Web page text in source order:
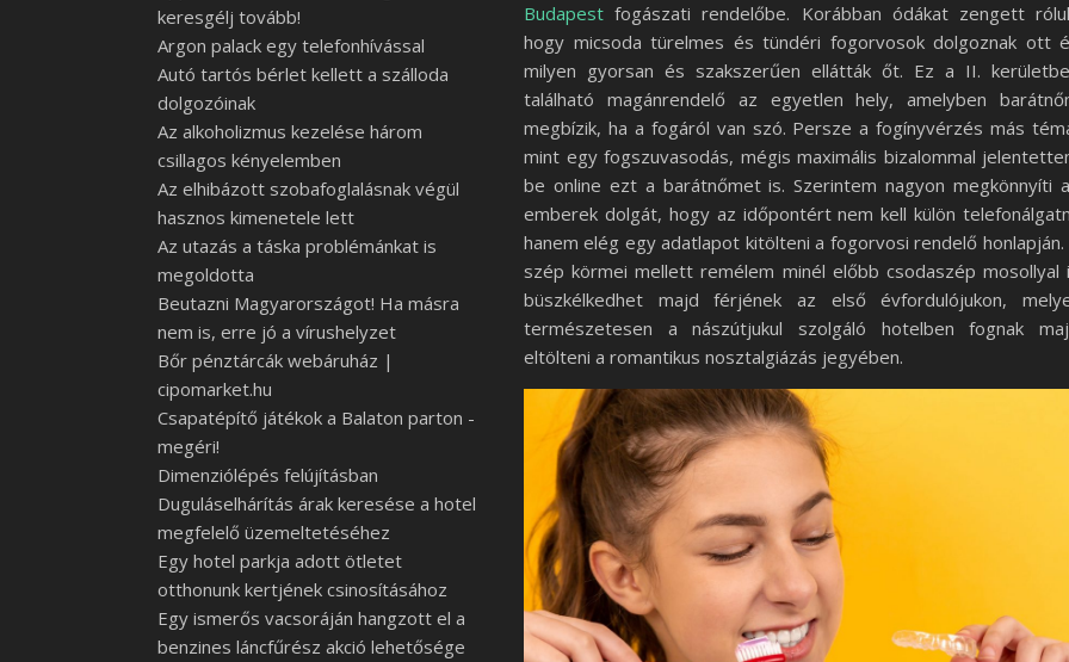
keresgélj tovább!
Argon palack egy telefonhívással
Autó tartós bérlet kellett a szálloda
dolgozóinak
Az alkoholizmus kezelése három
csillagos kényelemben
Az elhibázott szobafoglalásnak végül
hasznos kimenetele lett
Az utazás a táska problémánkat is
megoldotta
Beutazni Magyarországot! Ha másra
nem is, erre jó a vírushelyzet
Bőr pénztárcák webáruház |
cipomarket.hu
Csapatépítő játékok a Balaton parton -
megéri!
Dimenziólépés felújításban
Duguláselhárítás árak keresése a hotel
megfelelő üzemeltetéséhez
Egy hotel parkja adott ötletet
otthonunk kertjének csinosításához
Egy ismerős vacsoráján hangzott el a
benzines láncfűrész akció lehetősége
Budapest fogászati rendelőbe. Korábban ódákat zengett
hogy micsoda türelmes és tündéri fogorvosok dolgoznak ott
milyen gyorsan és szakszerűen ellátták őt. Ez a II.
található magánrendelő az egyetlen hely, amelyben
megbízik, ha a fogáról van szó. Persze a fogínyvérzés más
mint egy fogszuvasodás, mégis maximális bizalommal
be online ezt a barátnőmet is. Szerintem nagyon megkönnyíti
emberek dolgát, hogy az időpontért nem kell külön
hanem elég egy adatlapot kitölteni a fogorvosi rendelő honlapján.
szép körmei mellett remélem minél előbb csodaszép mosollyal
büszkélkedhet majd férjének az első évfordulójukon,
természetesen a nászútjukul szolgáló hotelben fognak
eltölteni a romantikus nosztalgiázás jegyében.